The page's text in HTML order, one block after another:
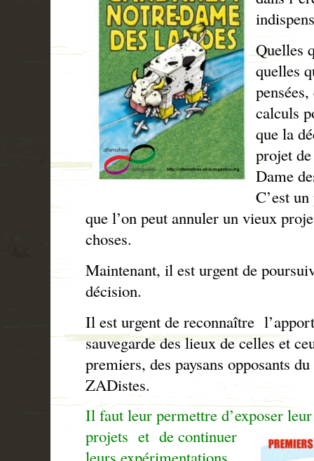
Quelles
quelles
calculs
que la
projet
Dame
C’est
que l’on peut annuler un vieux
choses.
Maintenant, il est urgent de
décision.
Il est urgent de reconnaître
sauvegarde des lieux de celles et
premiers, des paysans opposants
ZADistes.
Il faut leur permettre d’exposer
projets et de continuer